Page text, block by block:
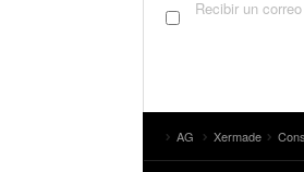
Recibir un
AG Xermade